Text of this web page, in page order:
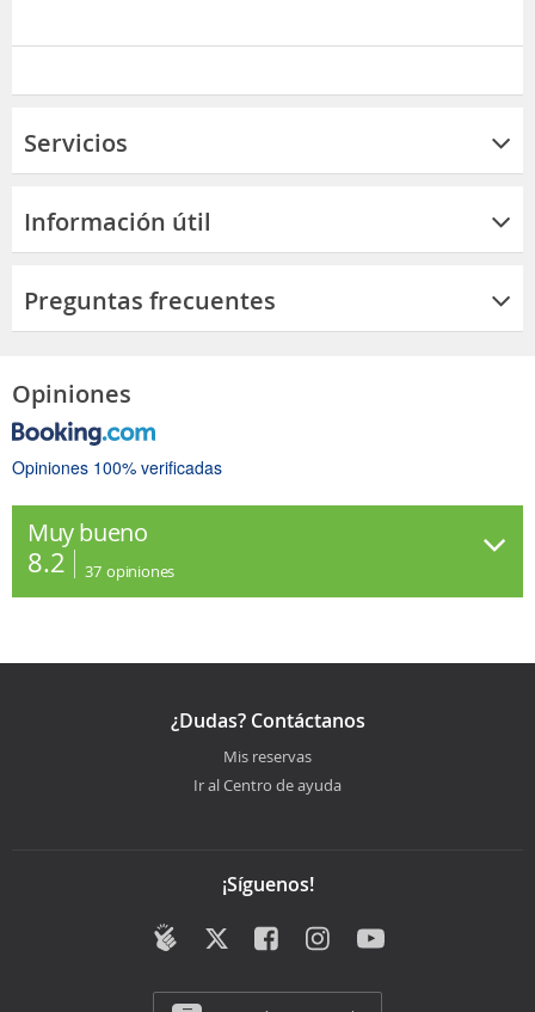
Servicios
Información útil
Preguntas frecuentes
Opiniones
Opiniones 100% verificadas
Muy bueno
8.2 37 opiniones
¿Dudas? Contáctanos
Mis reservas
Ir al Centro de ayuda
¡Síguenos!